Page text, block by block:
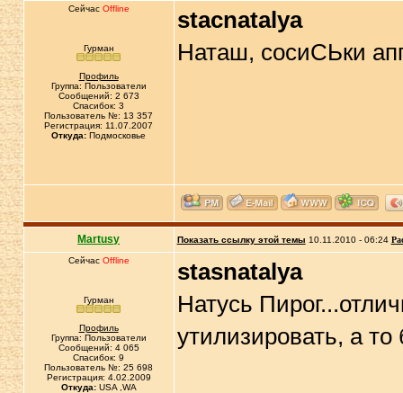
Сейчас Offline
Гурман
Профиль
Группа: Пользователи
Сообщений: 2 673
Спасибок: 3
Пользователь №: 13 357
Регистрация: 11.07.2007
Откуда: Подмосковье
stacnatalya
Наташ, сосиСЬки
Martusy Показать ссылку этой темы 10.11.2010 - 06:24
Сейчас Offline
Гурман
Профиль
Группа: Пользователи
Сообщений: 4 065
Спасибок: 9
Пользователь №: 25 698
Регистрация: 4.02.2009
Откуда:USA ,WA
stasnatalya
Натусь
утилизировать, а